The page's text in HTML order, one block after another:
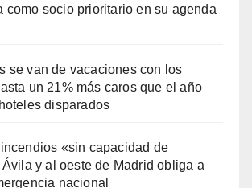
como socio prioritario en su agenda
se van de vacaciones con los
un 21% más caros que el año
disparados
«sin capacidad de
y al oeste de Madrid obliga a
nacional